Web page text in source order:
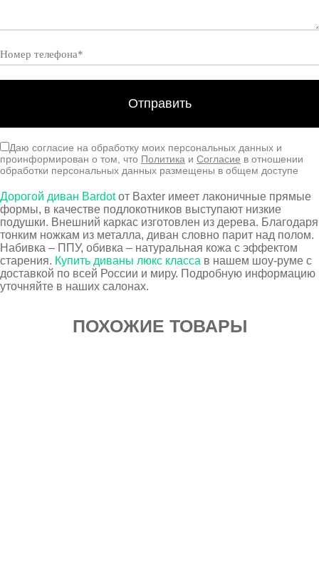
Даю согласие на обработку моих персональных данных и
проинформирован о том, что Политика и Согласие в отношении
обработки персональных данных размещены в общем доступе
Дорогой диван Bardotот Baxter имеет лаконичные прямые
формы, в качестве подлокотников выступают низкие
подушки. Внешний каркас изготовлен из дерева. Благодаря
тонким ножкам из металла, диван словно парит над полом.
Набивка – ППУ, обивка – натуральная кожа с эффектом
старения. Купить диваны люкс класса в нашем шоу-руме с
доставкой по всей России и миру. Подробную информацию
уточняйте в наших салонах.
ПОХОЖИЕ ТОВАРЫ